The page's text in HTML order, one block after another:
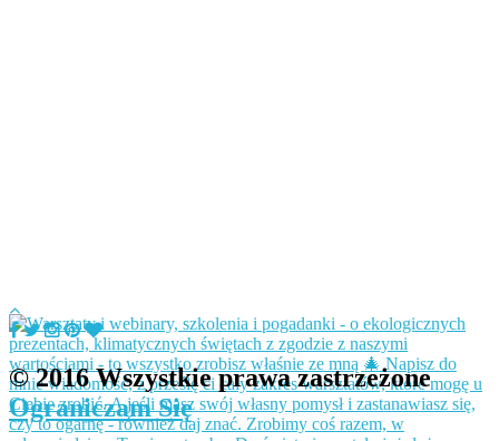
© 2016 Wszystkie prawa zastrzeżone
Ograniczam Się